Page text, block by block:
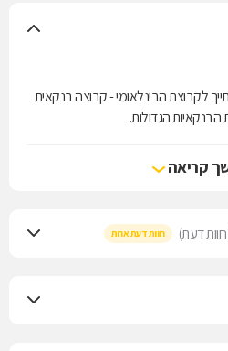
לקבוצת הבינלאומי - קבוצה בנקאית
הגדולות.
שוטפים בסניפי הקבוצה.
בפריסה ארצית ,לקוחות בנק מסד
ולקוחות עסקיים - עסקים קטנים
המשק.
קריאה
חוות דעת אחת